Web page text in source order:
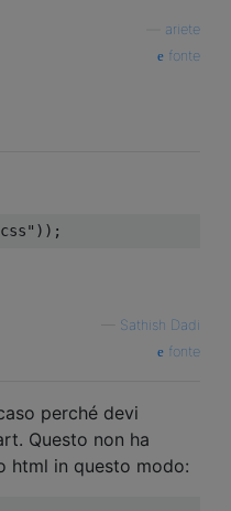
ariete
fonte
));
Sathish Dadi
fonte
perché devi
Questo non ha
html in questo modo: